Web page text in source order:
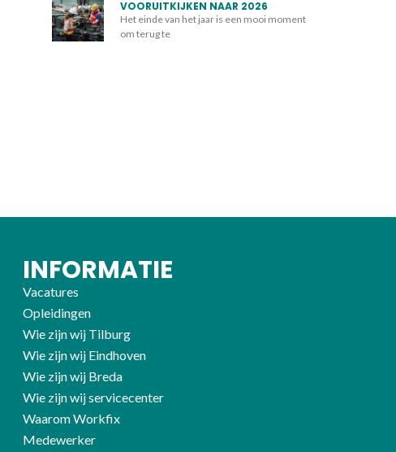
VOORUITKIJKEN NAAR 2026
Het einde van het jaar is een mooi moment
om terug te
INFORMATIE
Vacatures
Opleidingen
Wie zijn wij Tilburg
Wie zijn wij Eindhoven
Wie zijn wij Breda
Wie zijn wij servicecenter
Waarom Workfix
Medewerker